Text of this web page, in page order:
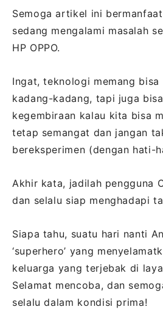
Semoga artikel ini
sedang mengalami masalah
HP OPPO.
Ingat, teknologi memang
kadang-kadang, tapi juga
kegembiraan kalau kita bisa
tetap semangat dan jangan
bereksperimen (dengan hati-
Akhir kata, jadilah pengguna
dan selalu siap menghadapi
Siapa tahu, suatu hari nanti
‘superhero’ yang
keluarga yang terjebak di
Selamat mencoba, dan
selalu dalam kondisi prima!